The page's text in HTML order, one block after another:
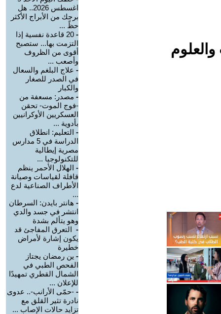
اغسطس 2026.. هل
برجك من الأبراج الأكثر
حظً ...
-
20 قاعدة نفسية إذا
التزمت بها... ستصبح
أقوى من الظروف
وأصعب ...
- علاج البلغم والسعال
في الصدر للصغار
والكبار
- مصدر: مسعفة من
-فوج الموت- تحقن
العسكريين الأوكرانيين
بأدوية ...
- التعليم: انطلاق
الدراسة في 5 مدارس
مصرية إيطالية
للتكنولوجيا ...
- الهلال الأحمر ينظم
قافلة لقياسات وصيانة
الأطراف الصناعية لدع
...
- هانتر بايدن: السرطان
انتشر في جسد والدي
وهو يتألم بشدة
- التعرق المفاجئ قد
يكون إشارة لأمراض
خطيرة
- ين رمضان يجتاز
الفحص الطبي في
الشمال القطري تمهيدًا
للإعلان ...
- -حمّى الأرانب-.. عدوى
نادرة تثير القلق مع
تزايد حالات الإصاب ...